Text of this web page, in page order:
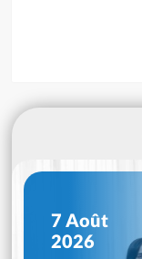
7 Août
2026